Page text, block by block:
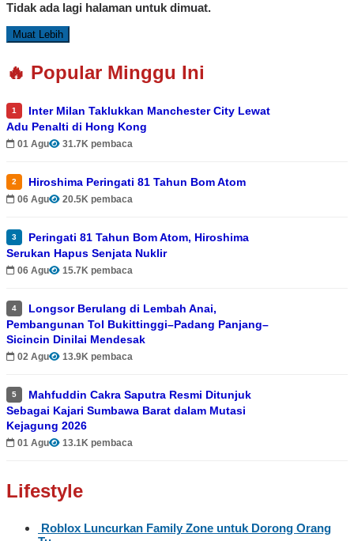
Tidak ada lagi halaman untuk dimuat.
Muat Lebih
🔥 Popular Minggu Ini
1
Inter Milan Taklukkan Manchester City Lewat
Adu Penalti di Hong Kong
01 Agu 31.7K pembaca
2 Hiroshima Peringati 81 Tahun Bom Atom
06 Agu 20.5K pembaca
3
Peringati 81 Tahun Bom Atom, Hiroshima
Serukan Hapus Senjata Nuklir
06 Agu 15.7K pembaca
4
Longsor Berulang di Lembah Anai,
Pembangunan Tol Bukittinggi–Padang Panjang–
Sicincin Dinilai Mendesak
02 Agu 13.9K pembaca
5
Mahfuddin Cakra Saputra Resmi Ditunjuk
Sebagai Kajari Sumbawa Barat dalam Mutasi
Kejagung 2026
01 Agu 13.1K pembaca
Lifestyle
Roblox Luncurkan Family Zone untuk Dorong Orang